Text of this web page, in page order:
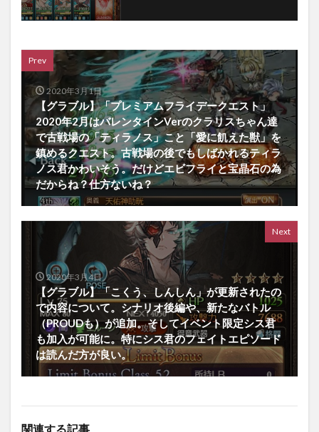
Prev
2020年3月1日
【グラブル】「プレミアムフライデークエスト」
2020年2月はバレンタインVerのクラリスちゃん達
で古戦場の「ティラノス」こと「愛に飢えた獣」を
鎮めるクエスト。古戦場の後でもしばかれるティラ
ノス君かわいそう。だけどエビフライと宝晶石の為
だからね？仕方ないね？
Next
2020年3月4日
【グラブル】「こくう、しんしん」が更新されたの
で内容について。シナリオ後編や、新たなバトル
（PROUDも）が追加。そしてイベント限定シス君
も加入が可能に。特にシス君のフェイトエピソード
は読んだ方が良い。
関連する記事